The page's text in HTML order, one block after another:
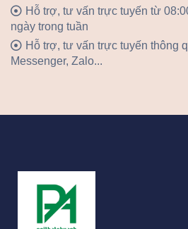
Hỗ trợ, tư vấn trực tuyến từ
ngày trong tuần
Hỗ trợ, tư vấn trực tuyến thông
Messenger, Zalo...